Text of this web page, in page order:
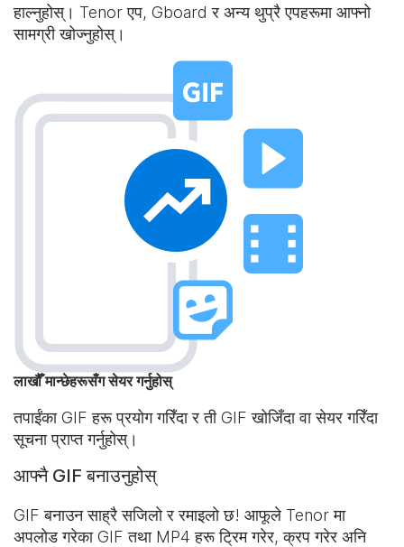
हाल्नुहोस्। Tenor एप, Gboard र अन्य थुप्रै एपहरूमा आफ्नो
सामग्री खोज्नुहोस्।
लाखौँ मान्छेहरूसँग सेयर गर्नुहोस्
तपाईंका GIF हरू प्रयोग गरिँदा र ती GIF खोजिँदा वा सेयर गरिँदा
सूचना प्राप्त गर्नुहोस्।
आफ्नै GIF बनाउनुहोस्
GIF बनाउन साह्रै सजिलो र रमाइलो छ! आफूले Tenor मा
अपलोड गरेका GIF तथा MP4 हरू ट्रिम गरेर, क्रप गरेर अनि